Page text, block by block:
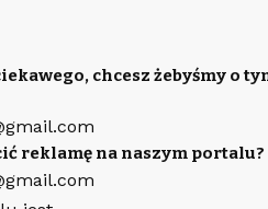
chcesz żebyśmy o
reklamę na naszym